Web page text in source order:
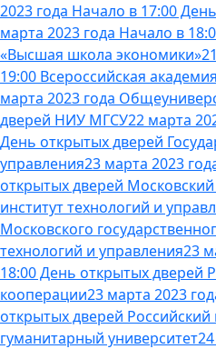
2023 года Начало в 17:00
марта 2023 года Начало в
«Высшая школа экономики»
19:00 Всероссийская
марта 2023 года
дверей НИУ МГСУ22 марта
День открытых дверей
управления23 марта 2023
открытых дверей
институт технологий и
Московского
технологий и управления23
18:00 День открытых дверей
кооперации23 марта 2023
открытых дверей Российский
гуманитарный университет